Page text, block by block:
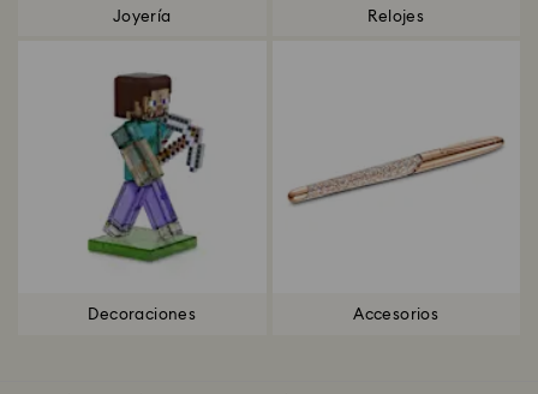
Joyería Relojes
Decoraciones Accesorios